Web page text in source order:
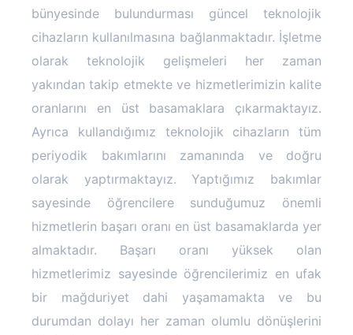
bünyesinde bulundurması güncel teknolojik
cihazların kullanılmasına bağlanmaktadır. İşletme
olarak teknolojik gelişmeleri her zaman
yakından takip etmekte ve hizmetlerimizin kalite
oranlarını en üst basamaklara çıkarmaktayız.
Ayrıca kullandığımız teknolojik cihazların tüm
periyodik bakımlarını zamanında ve doğru
olarak yaptırmaktayız. Yaptığımız bakımlar
sayesinde öğrencilere sunduğumuz önemli
hizmetlerin başarı oranı en üst basamaklarda yer
almaktadır. Başarı oranı yüksek olan
hizmetlerimiz sayesinde öğrencilerimiz en ufak
bir mağduriyet dahi yaşamamakta ve bu
durumdan dolayı her zaman olumlu dönüşlerini